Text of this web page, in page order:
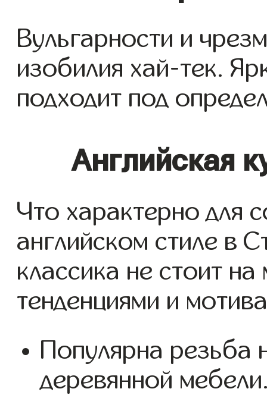
Вульгарности и
изобилия хай-тек.
подходит под
Английская
Что характерно для
английском стиле в
классика не стоит
тенденциями и
Популярна резьба
деревянной